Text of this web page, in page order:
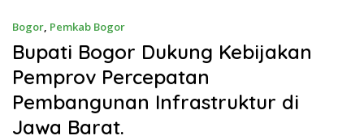
Bogor, Pemkab Bogor
Bupati Bogor Dukung Kebijakan
Pemprov Percepatan
Pembangunan Infrastruktur di
Jawa Barat.